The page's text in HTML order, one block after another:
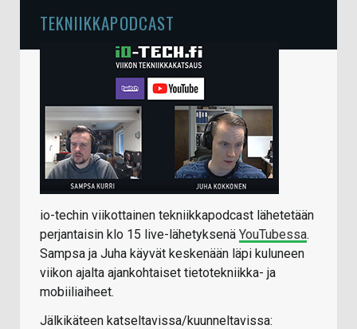
TEKNIIKKAPODCAST
io-techin viikottainen tekniikkapodcast lähetetään
perjantaisin klo 15 live-lähetyksenä YouTubessa.
Sampsa ja Juha käyvät keskenään läpi kuluneen
viikon ajalta ajankohtaiset tietotekniikka- ja
mobiiliaiheet.
Jälkikäteen katseltavissa/kuunneltavissa: